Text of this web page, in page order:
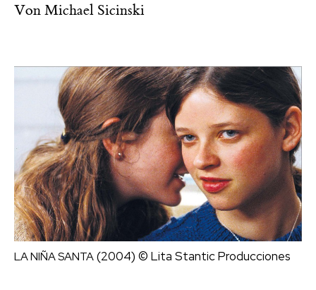
Von Michael Sicinski
LA NIÑA SANTA(2004) © Lita Stantic Producciones